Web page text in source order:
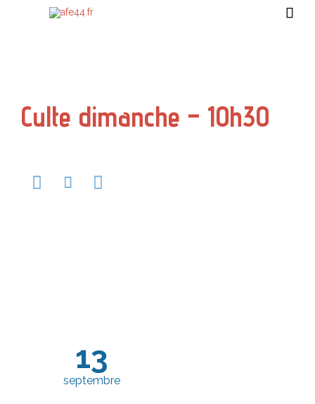

Culte dimanche – 10h30
  
13
septembre